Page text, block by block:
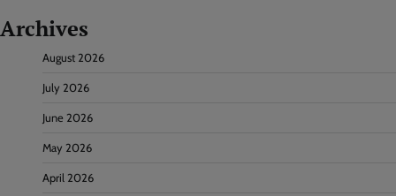
Archives
August 2026
July 2026
June 2026
May 2026
April 2026